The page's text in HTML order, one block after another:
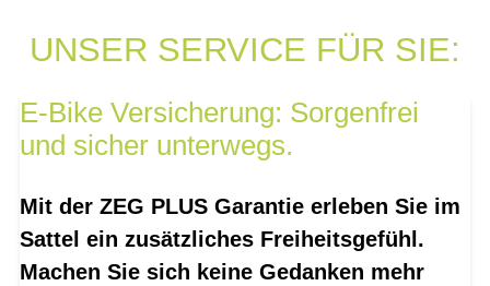
UNSER SERVICE FÜR SIE:
E-Bike Versicherung: Sorgenfrei
und sicher unterwegs.
Mit der ZEG PLUS Garantie erleben Sie im
Sattel ein zusätzliches Freiheitsgefühl.
Machen Sie sich keine Gedanken mehr